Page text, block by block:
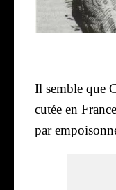
Il semble que
cu­tée en
par